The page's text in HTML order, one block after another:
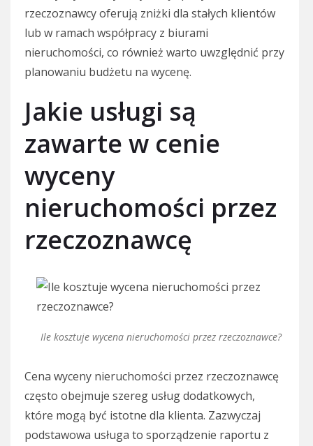
rzeczoznawcy oferują zniżki dla stałych klientów
lub w ramach współpracy z biurami
nieruchomości, co również warto uwzględnić przy
planowaniu budżetu na wycenę.
Jakie usługi są
zawarte w cenie
wyceny
nieruchomości przez
rzeczoznawcę
Ile kosztuje wycena nieruchomości przez rzeczoznawce?
Cena wyceny nieruchomości przez rzeczoznawcę
często obejmuje szereg usług dodatkowych,
które mogą być istotne dla klienta. Zazwyczaj
podstawowa usługa to sporządzenie raportu z